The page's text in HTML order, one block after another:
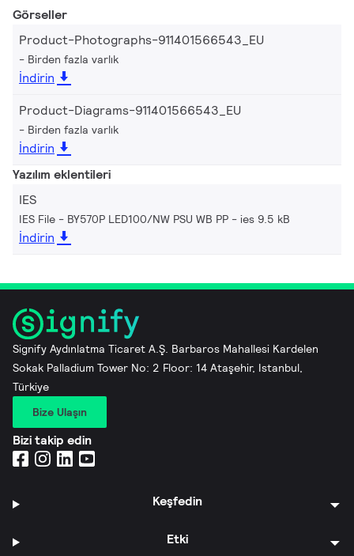
Görseller
Product-Photographs-911401566543_EU
Birden fazla varlık
İndirin
Product-Diagrams-911401566543_EU
Birden fazla varlık
İndirin
Yazılım eklentileri
IES
IES File - BY570P LED100/NW PSU WB PP ies 9.5 kB
İndirin
Signify Aydınlatma Ticaret A.Ş. Barbaros Mahallesi Kardelen
Sokak Palladium Tower No: 2 Floor: 14 Ataşehir, Istanbul,
Türkiye
Bize Ulaşın
Bizi takip edin
Keşfedin
Etki